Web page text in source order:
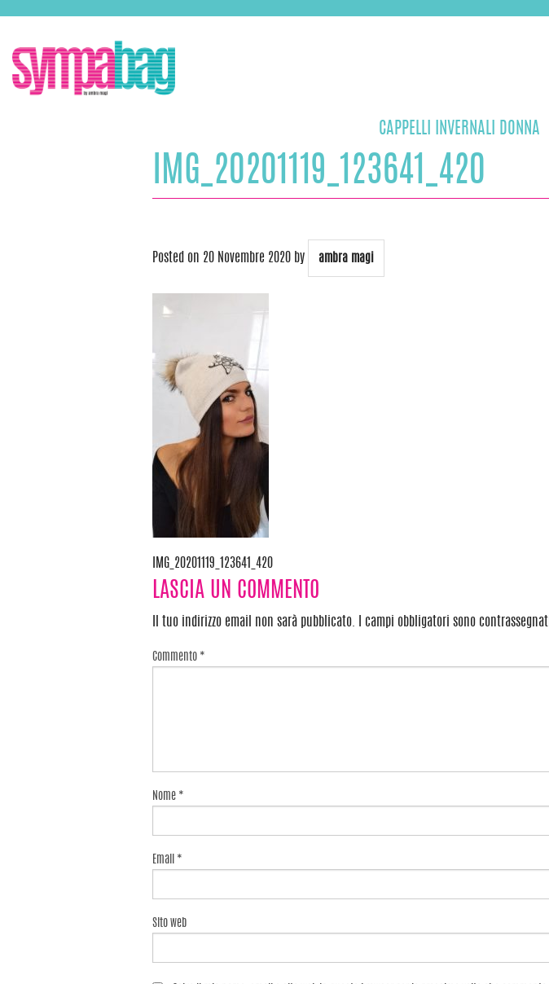
content
CAPPELLI INVERNALI DONNA
IMG_20201119_123641_420
Posted on 20 Novembre 2020 by ambra magi
Navigazione
articoli
IMG_20201119_123641_420
LASCIA UN COMMENTO
Il tuo indirizzo email non sarà pubblicato. I campi obbligatori sono contrassegnati
Commento *
Nome *
Email *
Sito web